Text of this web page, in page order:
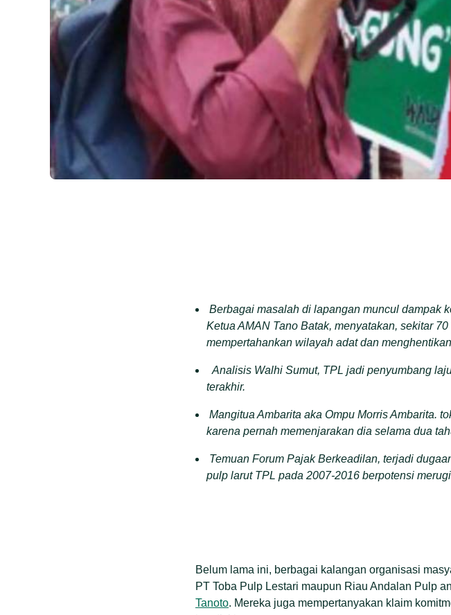
Berbagai masalah di lapangan muncul dampak
Ketua AMAN Tano Batak, menyatakan, sekitar
mempertahankan wilayah adat dan
Analisis Walhi Sumut, TPL jadi penyumbang
terakhir.
Mangitua Ambarita aka Ompu Morris Ambarita.
karena pernah memenjarakan dia selama dua
Temuan Forum Pajak Berkeadilan, terjadi
pulp larut TPL pada 2007-2016 berpotensi
Belum lama ini, berbagai kalangan organisasi
PT Toba Pulp Lestari maupun Riau Andalan Pulp
Tanoto. Mereka juga mempertanyakan klaim